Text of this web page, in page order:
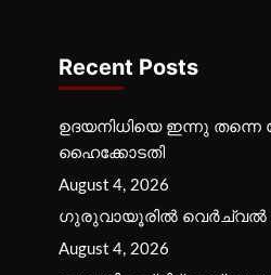
Recent Posts
ഉദയനിധിയെ ഇന്നു തന്നെ
ഹൈക്കോടതി
August 4, 2026
ഗുരുവായൂരില്‍ വെര്‍ച്വല്‍
August 4, 2026